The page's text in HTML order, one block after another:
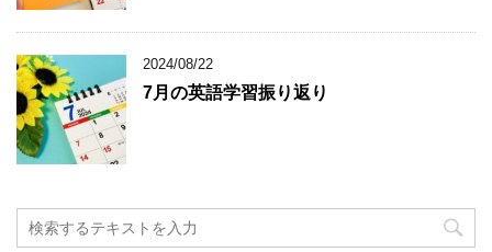
2024/08/22
7月の英語学習振り返り